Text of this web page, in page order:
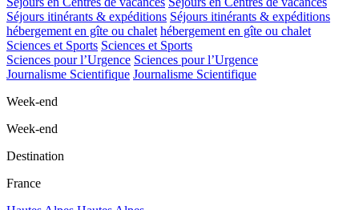
Séjours itinérants & expéditions Séjours itinérants & expéditions
hébergement en gîte ou chalet hébergement en gîte ou chalet
Sciences et Sports Sciences et Sports
Sciences pour l’Urgence Sciences pour l’Urgence
Journalisme Scientifique Journalisme Scientifique
Week-end
Week-end
Destination
France